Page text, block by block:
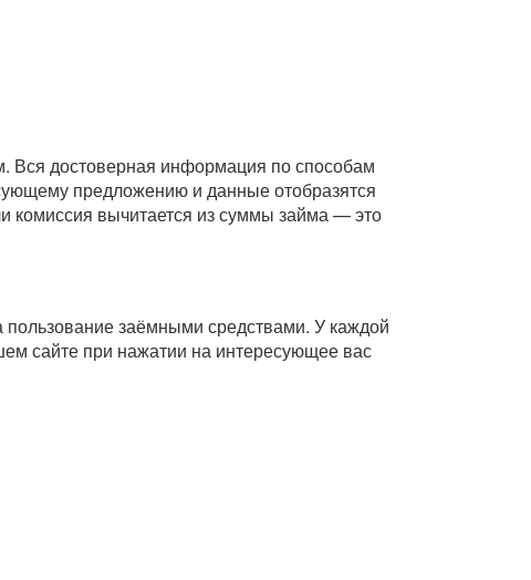
Вся достоверная информация по способам
предложению и данные отобразятся
комиссия вычитается из суммы займа — это
пользование заёмными средствами. У каждой
сайте при нажатии на интересующее вас